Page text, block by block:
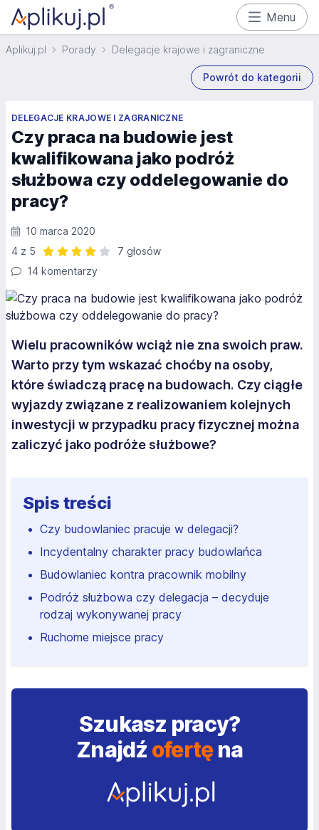
Menu
Aplikuj.pl Porady Delegacje krajowe i zagraniczne
Powrót do kategorii
DELEGACJE KRAJOWE I ZAGRANICZNE
Czy praca na budowie jest
kwalifikowana jako podróż
służbowa czy oddelegowanie do
pracy?
10 marca 2020
4 z 5
7 głosów
14 komentarzy
Wielu pracowników wciąż nie zna swoich praw.
Warto przy tym wskazać choćby na osoby,
które świadczą pracę na budowach. Czy ciągłe
wyjazdy związane z realizowaniem kolejnych
inwestycji w przypadku pracy fizycznej można
zaliczyć jako podróże służbowe?
Spis treści
Czy budowlaniec pracuje w delegacji?
Incydentalny charakter pracy budowlańca
Budowlaniec kontra pracownik mobilny
Podróż służbowa czy delegacja – decyduje
rodzaj wykonywanej pracy
Ruchome miejsce pracy
Szukasz pracy?
Znajdź ofertęna